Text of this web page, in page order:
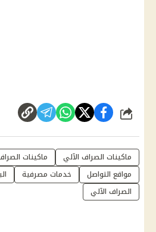
شارك
ماكينات الصراف الآلي ماكينات
مواقع التواصل
خدمات مصرفية
الصراف الآلي